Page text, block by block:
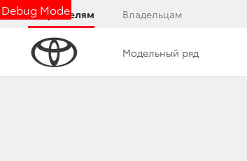
Debug Mode
Покупателям Владельцам
Модельный ряд